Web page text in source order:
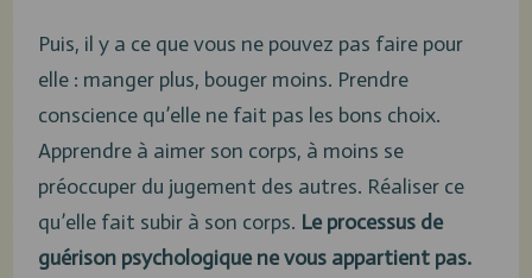
Puis, il y a ce que vous ne pouvez pas faire pour
elle : manger plus, bouger moins. Prendre
conscience qu’elle ne fait pas les bons choix.
Apprendre à aimer son corps, à moins se
préoccuper du jugement des autres. Réaliser ce
qu’elle fait subir à son corps. Le processus de
guérison psychologique ne vous appartient pas.